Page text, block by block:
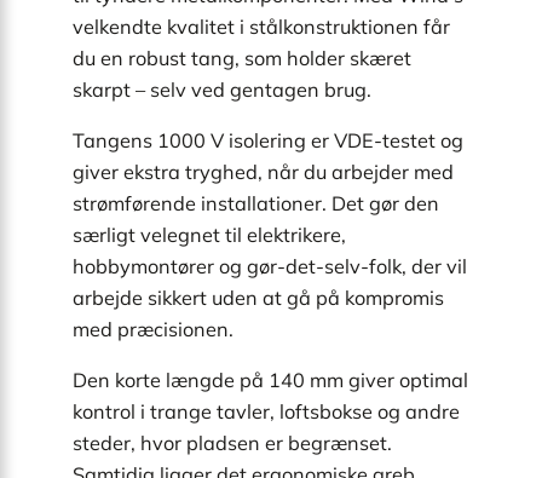
velkendte kvalitet i stålkonstruktionen får
du en robust tang, som holder skæret
skarpt – selv ved gentagen brug.
Tangens 1000 V isolering er VDE-testet og
giver ekstra tryghed, når du arbejder med
strømførende installationer. Det gør den
særligt velegnet til elektrikere,
hobbymontører og gør-det-selv-folk, der vil
arbejde sikkert uden at gå på kompromis
med præcisionen.
Den korte længde på 140 mm giver optimal
kontrol i trange tavler, loftsbokse og andre
steder, hvor pladsen er begrænset.